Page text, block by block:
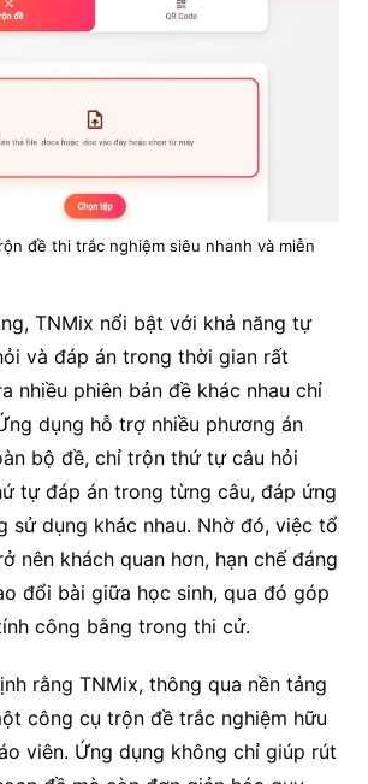
đề thi trắc nghiệm siêu nhanh và miễn
TNMix nổi bật với khả năng tự
và đáp án trong thời gian rất
nhiều phiên bản đề khác nhau chỉ
dụng hỗ trợ nhiều phương án
bộ đề, chỉ trộn thứ tự câu hỏi
tự đáp án trong từng câu, đáp ứng
sử dụng khác nhau. Nhờ đó, việc tổ
nên khách quan hơn, hạn chế đáng
đổi bài giữa học sinh, qua đó góp
công bằng trong thi cử.
rằng TNMix, thông qua nền tảng
công cụ trộn đề trắc nghiệm hữu
viên. Ứng dụng không chỉ giúp rút